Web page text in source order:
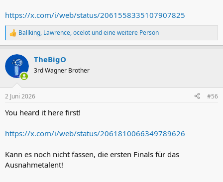
https://x.com/i/web/status/2061558335107907825
R
e
k
i
e
:
Ballking, Lawrence,ocelot und eine weitere Person
TheBigO
3rd Wagner Brother
2 Juni 2026 #56
You heard it here first!
https://x.com/i/web/status/2061810066349789626
Kann es noch nicht fassen, die ersten Finals für das
Ausnahmetalent!